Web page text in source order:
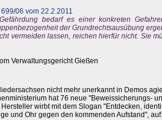
699/06 vom 22.2.2011
bedarf es einer konkreten
der Grundrechtsausübung
vermeiden lassen, reichen hierfür nicht. Sie
Verwaltungsgericht Gießen
nicht mehr unerkannt in Demos
hat 76 neue "Beweissicherungs-
wirbt mit dem Slogan "Entdecken,
und Ohr gegen den kommenden Aufstand", auf: